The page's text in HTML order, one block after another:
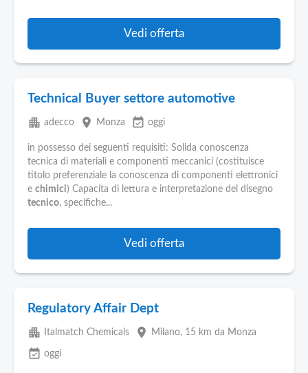
Vedi offerta
Technical Buyer settore automotive
apartment adecco place Monza event_available oggi
in possesso dei seguenti requisiti: Solida conoscenza
tecnica di materiali e componenti meccanici (costituisce
titolo preferenziale la conoscenza di componenti elettronici
e chimici) Capacita di lettura e interpretazione del disegno
tecnico, specifiche...
Vedi offerta
Regulatory Affair Dept
apartment Italmatch Chemicals place Milano, 15 km da Monza
event_available oggi